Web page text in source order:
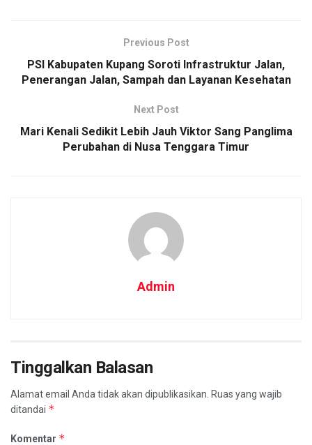
Previous Post
PSI Kabupaten Kupang Soroti Infrastruktur Jalan,
Penerangan Jalan, Sampah dan Layanan Kesehatan
Next Post
Mari Kenali Sedikit Lebih Jauh Viktor Sang Panglima
Perubahan di Nusa Tenggara Timur
Admin
Tinggalkan Balasan
Alamat email Anda tidak akan dipublikasikan. Ruas yang wajib
ditandai *
Komentar *